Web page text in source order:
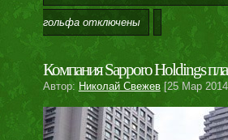
гольфаотключены
Компания Sapporo Holdings
Автор: Николай Свежев[25 Мар